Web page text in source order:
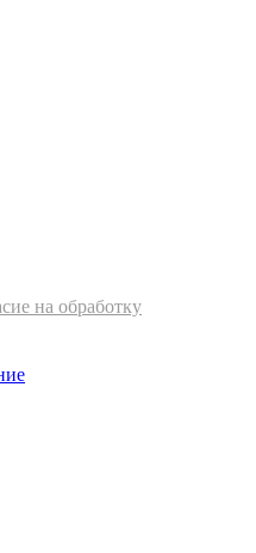
на обработку